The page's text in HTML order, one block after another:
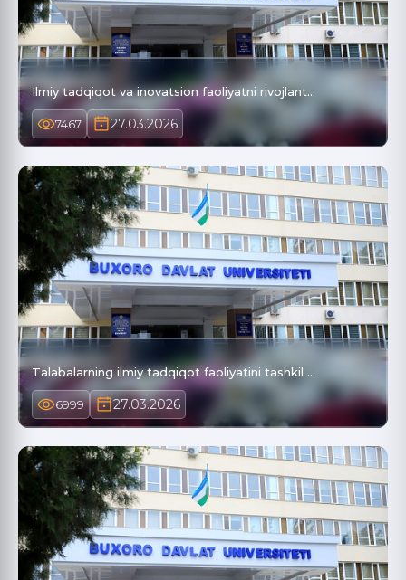
Ilmiy tadqiqot va inovatsion faoliyatni rivojlant…
7467 27.03.2026
Talabalarning ilmiy tadqiqot faoliyatini tashkil …
6999 27.03.2026